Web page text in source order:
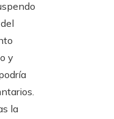
y
la